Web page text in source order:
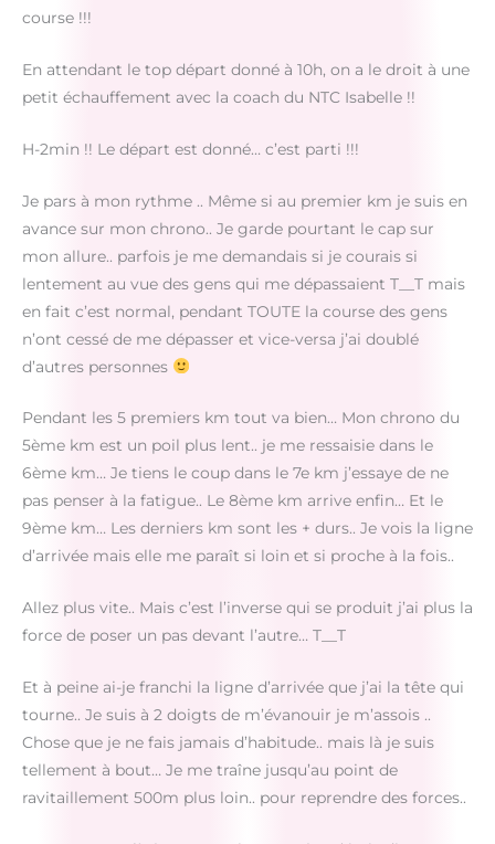
course !!!
En attendant le top départ donné à 10h, on a le droit à une
petit échauffement avec la coach du NTC Isabelle !!
H-2min !! Le départ est donné… c’est parti !!!
Je pars à mon rythme .. Même si au premier km je suis en
avance sur mon chrono.. Je garde pourtant le cap sur
mon allure.. parfois je me demandais si je courais si
lentement au vue des gens qui me dépassaient T__T mais
en fait c’est normal, pendant TOUTE la course des gens
n’ont cessé de me dépasser et vice-versa j’ai doublé
d’autres personnes
Pendant les 5 premiers km tout va bien… Mon chrono du
5ème km est un poil plus lent.. je me ressaisie dans le
6ème km… Je tiens le coup dans le 7e km j’essaye de ne
pas penser à la fatigue.. Le 8ème km arrive enfin… Et le
9ème km… Les derniers km sont les + durs.. Je vois la ligne
d’arrivée mais elle me paraît si loin et si proche à la fois..
Allez plus vite.. Mais c’est l’inverse qui se produit j’ai plus la
force de poser un pas devant l’autre… T__T
Et à peine ai-je franchi la ligne d’arrivée que j’ai la tête qui
tourne.. Je suis à 2 doigts de m’évanouir je m’assois ..
Chose que je ne fais jamais d’habitude.. mais là je suis
tellement à bout… Je me traîne jusqu’au point de
ravitaillement 500m plus loin.. pour reprendre des forces..